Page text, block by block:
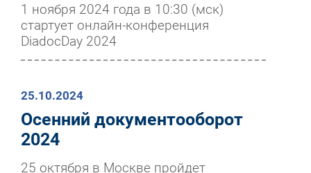
1 ноября 2024 года в 10:30 (мск)
стартует онлайн-конференция
DiadocDay 2024
25.10.2024
Осенний документооборот
2024
25 октября в Москве пройдет